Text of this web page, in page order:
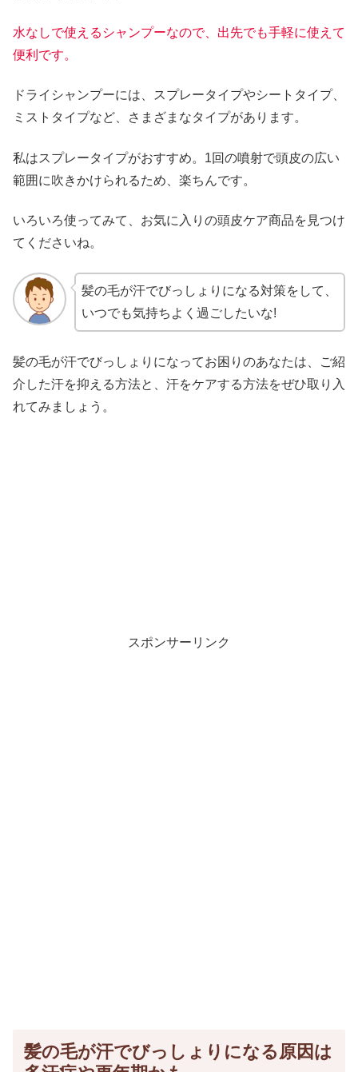
水なしで使えるシャンプーなので、出先でも手軽に使えて
便利です。
ドライシャンプーには、スプレータイプやシートタイプ、
ミストタイプなど、さまざまなタイプがあります。
私はスプレータイプがおすすめ。1回の噴射で頭皮の広い
範囲に吹きかけられるため、楽ちんです。
いろいろ使ってみて、お気に入りの頭皮ケア商品を見つけ
てくださいね。
髪の毛が汗でびっしょりになる対策をして、
いつでも気持ちよく過ごしたいな!
髪の毛が汗でびっしょりになってお困りのあなたは、ご紹
介した汗を抑える方法と、汗をケアする方法をぜひ取り入
れてみましょう。
スポンサーリンク
髪の毛が汗でびっしょりになる原因は